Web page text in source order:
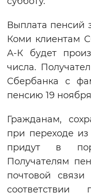
Выплата пенсий
Коми клиентам
А-К будет
числа.
Сбербанка с
пенсию 19
Гражданам,
при переходе
придут в
Получателям
почтовой